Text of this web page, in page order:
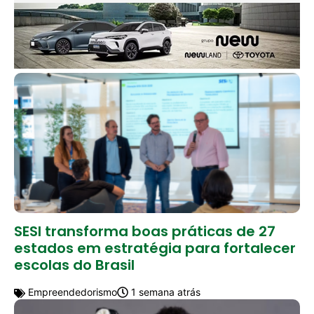
SESI transforma boas práticas de 27
estados em estratégia para fortalecer
escolas do Brasil
Empreendedorismo 1 semana atrás